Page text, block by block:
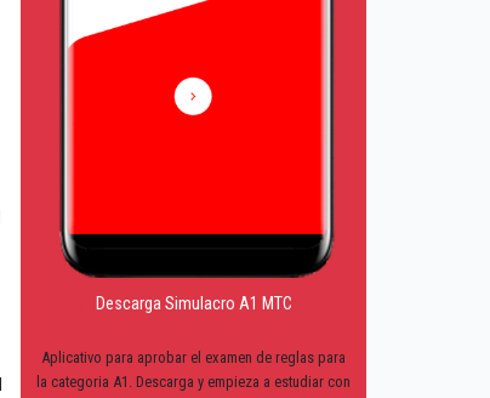
Descarga Simulacro A1 MTC
Aplicativo para aprobar el examen de reglas para
la categoria A1. Descarga y empieza a estudiar con